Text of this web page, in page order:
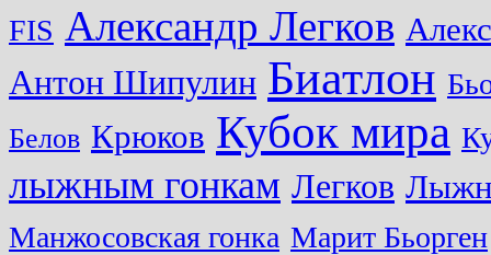
FIS Александр Легков
Антон Шипулин Биатлон
Белов Крюков Кубок мира
лыжным гонкам Легков
Манжосовская гонка Марит Бьорген